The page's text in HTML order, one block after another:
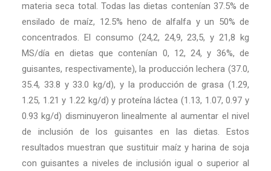
materia seca total. Todas las dietas contenían 37.5% de
ensilado de maíz, 12.5% heno de alfalfa y un 50% de
concentrados. El consumo (24,2, 24,9, 23,5, y 21,8 kg
MS/día en dietas que contenían 0, 12, 24, y 36%, de
guisantes, respectivamente), la producción lechera (37.0,
35.4, 33.8 y 33.0 kg/d), y la producción de grasa (1.29,
1.25, 1.21 y 1.22 kg/d) y proteína láctea (1.13, 1.07, 0.97 y
0.93 kg/d) disminuyeron linealmente al aumentar el nivel
de inclusión de los guisantes en las dietas. Estos
resultados muestran que sustituir maíz y harina de soja
con guisantes a niveles de inclusión igual o superior al